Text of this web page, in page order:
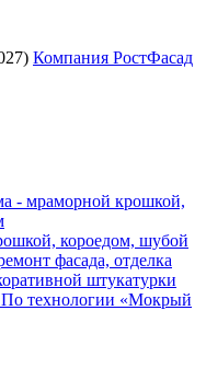
Компания РостФасад
- мраморной крошкой,
короедом, шубой
фасада, отделка
штукатурки
технологии «Мокрый